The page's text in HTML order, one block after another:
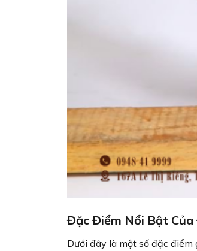
Đặc Điểm Nổi Bật
Dưới đây là một số đặc điểm